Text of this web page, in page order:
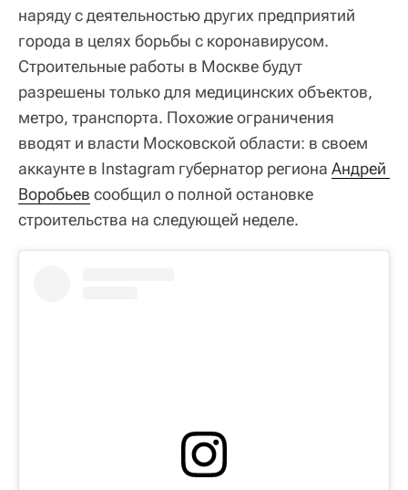
наряду с деятельностью других предприятий
города в целях борьбы с коронавирусом.
Строительные работы в Москве будут
разрешены только для медицинских объектов,
метро, транспорта. Похожие ограничения
вводят и власти Московской области: в своем
аккаунте в Instagram губернатор региона Андрей
Воробьев сообщил о полной остановке
строительства на следующей неделе.